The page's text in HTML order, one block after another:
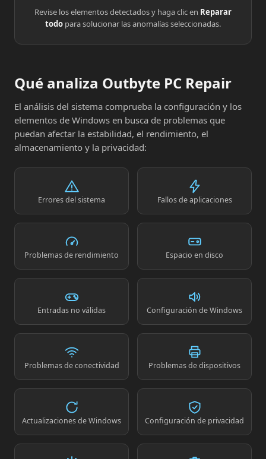
Revise los elementos detectados y haga clic en Reparar
todo para solucionar las anomalías seleccionadas.
Qué analiza Outbyte PC Repair
El análisis del sistema comprueba la configuración y los
elementos de Windows en busca de problemas que
puedan afectar la estabilidad, el rendimiento, el
almacenamiento y la privacidad:
Errores del sistema Fallos de aplicaciones
Problemas de rendimiento Espacio en disco
Entradas no válidas Configuración de Windows
Problemas de conectividad Problemas de dispositivos
Actualizaciones de Windows Configuración de privacidad